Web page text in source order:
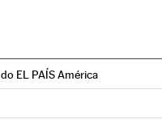
EL PAÍS América
en Instagram